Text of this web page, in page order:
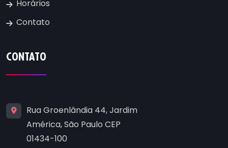
Horários
Contato
CONTATO
Rua Groenlândia 44, Jardim
América, São Paulo CEP
01434-100